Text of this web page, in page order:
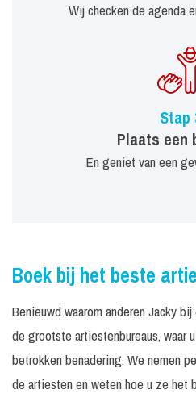
Wij checken de agenda
Stap
Plaats een
En geniet van een
Boek bij het beste
Benieuwd waarom anderen Jacky
de grootste artiestenbureaus, waar
betrokken benadering. We nemen
de artiesten en weten hoe u ze het